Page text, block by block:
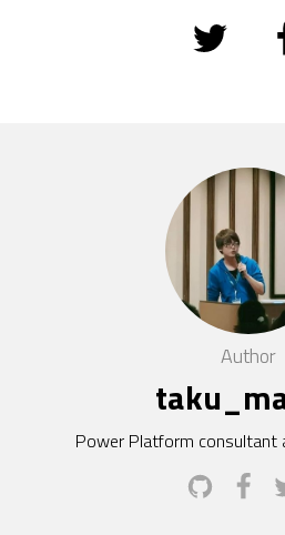
Author
Power Platform consultant